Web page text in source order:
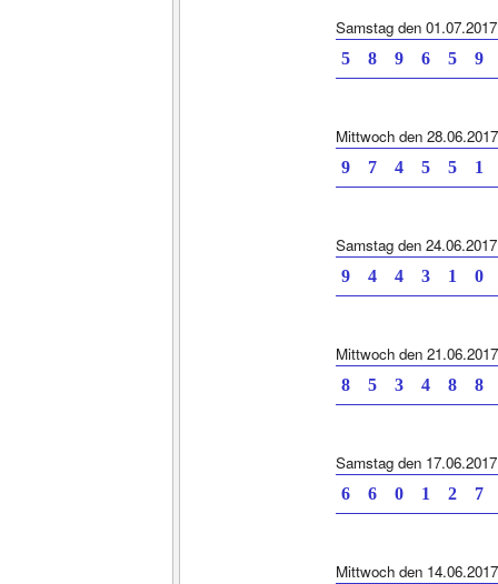
Samstag den 01.07.2017
5 8 9 6 5 9
Mittwoch den 28.06.2017
9 7 4 5 5 1
Samstag den 24.06.2017
9 4 4 3 1 0
Mittwoch den 21.06.2017
8 5 3 4 8 8
Samstag den 17.06.2017
6 6 0 1 2 7
Mittwoch den 14.06.2017